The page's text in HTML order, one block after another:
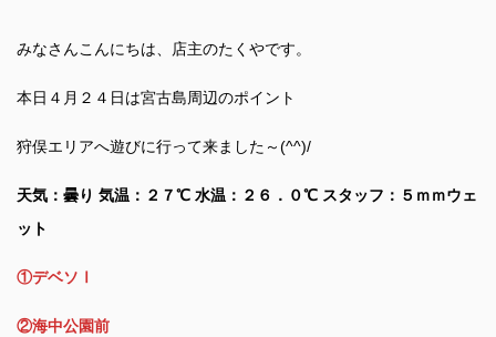
みなさんこんにちは、店主のたくやです。
本日４月２４日は宮古島周辺のポイント
狩俣エリアへ遊びに行って来ました～(^^)/
天気：曇り 気温：２７℃ 水温：２６．０℃ スタッフ：５ｍｍウェ
ット
①デベソⅠ
②海中公園前